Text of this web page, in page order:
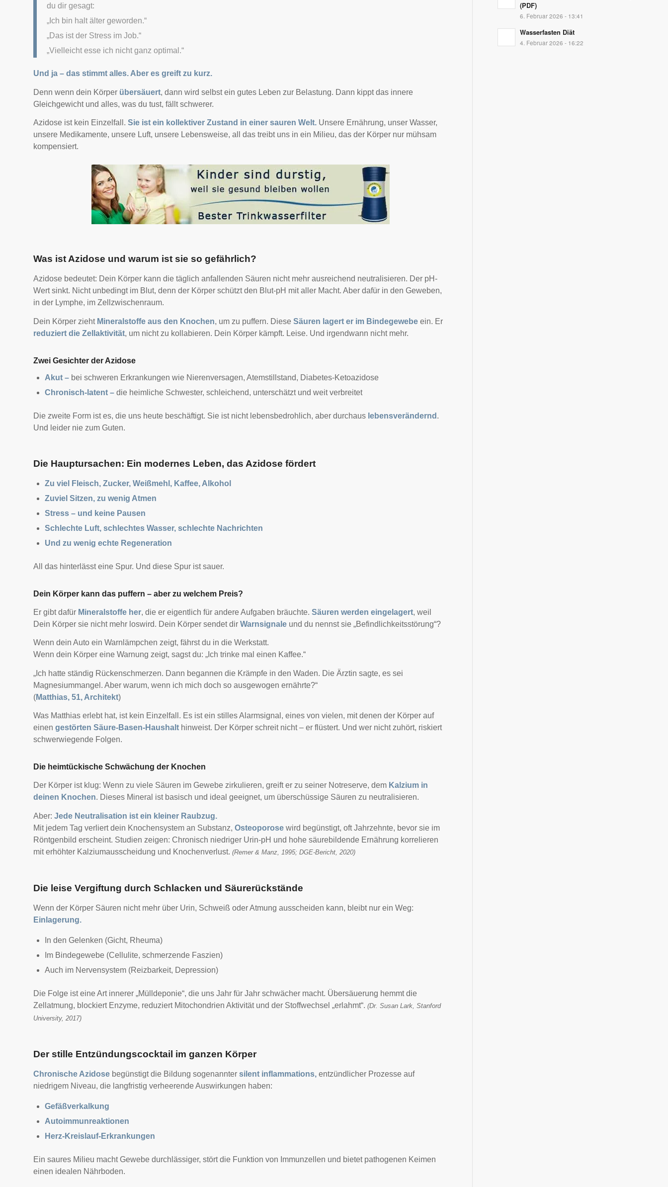
du dir gesagt:
„Ich bin halt älter geworden.“
„Das ist der Stress im Job.“
„Vielleicht esse ich nicht ganz optimal.“
Und ja – das stimmt alles. Aber es greift zu kurz.
Denn wenn dein Körper übersäuert, dann wird selbst ein gutes Leben zur Belastung. Dann kippt das innere
Gleichgewicht und alles, was du tust, fällt schwerer.
Azidose ist kein Einzelfall. Sie ist ein kollektiver Zustand in einer sauren Welt. Unsere Ernährung, unser Wasser,
unsere Medikamente, unsere Luft, unsere Lebensweise, all das treibt uns in ein Milieu, das der Körper nur mühsam
kompensiert.
Was ist Azidose und warum ist sie so gefährlich?
Azidose bedeutet: Dein Körper kann die täglich anfallenden Säuren nicht mehr ausreichend neutralisieren. Der pH-
Wert sinkt. Nicht unbedingt im Blut, denn der Körper schützt den Blut-pH mit aller Macht. Aber dafür in den Geweben,
in der Lymphe, im Zellzwischenraum.
Dein Körper zieht Mineralstoffe aus den Knochen, um zu puffern. Diese Säuren lagert er im Bindegewebe ein. Er
reduziert die Zellaktivität, um nicht zu kollabieren. Dein Körper kämpft. Leise. Und irgendwann nicht mehr.
Zwei Gesichter der Azidose
Akut – bei schweren Erkrankungen wie Nierenversagen, Atemstillstand, Diabetes-Ketoazidose
Chronisch-latent – die heimliche Schwester, schleichend, unterschätzt und weit verbreitet
Die zweite Form ist es, die uns heute beschäftigt. Sie ist nicht lebensbedrohlich, aber durchaus lebensverändernd .
Und leider nie zum Guten.
Die Hauptursachen: Ein modernes Leben, das Azidose fördert
Zu viel Fleisch, Zucker, Weißmehl, Kaffee, Alkohol
Zuviel Sitzen, zu wenig Atmen
Stress – und keine Pausen
Schlechte Luft, schlechtes Wasser, schlechte Nachrichten
Und zu wenig echte Regeneration
All das hinterlässt eine Spur. Und diese Spur ist sauer.
Dein Körper kann das puffern – aber zu welchem Preis?
Er gibt dafür Mineralstoffe her, die er eigentlich für andere Aufgaben bräuchte. Säuren werden eingelagert, weil
Dein Körper sie nicht mehr loswird. Dein Körper sendet dir Warnsignale und du nennst sie „Befindlichkeitsstörung“?
Wenn dein Auto ein Warnlämpchen zeigt, fährst du in die Werkstatt.
Wenn dein Körper eine Warnung zeigt, sagst du: „Ich trinke mal einen Kaffee.“
„Ich hatte ständig Rückenschmerzen. Dann begannen die Krämpfe in den Waden. Die Ärztin sagte, es sei
Magnesiummangel. Aber warum, wenn ich mich doch so ausgewogen ernährte?“
(Matthias, 51, Architekt)
Was Matthias erlebt hat, ist kein Einzelfall. Es ist ein stilles Alarmsignal, eines von vielen, mit denen der Körper auf
einen gestörten Säure-Basen-Haushalt hinweist. Der Körper schreit nicht – er flüstert. Und wer nicht zuhört, riskiert
schwerwiegende Folgen.
Die heimtückische Schwächung der Knochen
Der Körper ist klug: Wenn zu viele Säuren im Gewebe zirkulieren, greift er zu seiner Notreserve, dem Kalzium in
deinen Knochen. Dieses Mineral ist basisch und ideal geeignet, um überschüssige Säuren zu neutralisieren.
Aber: Jede Neutralisation ist ein kleiner Raubzug.
Mit jedem Tag verliert dein Knochensystem an Substanz, Osteoporose wird begünstigt, oft Jahrzehnte, bevor sie im
Röntgenbild erscheint. Studien zeigen: Chronisch niedriger Urin-pH und hohe säurebildende Ernährung korrelieren
mit erhöhter Kalziumausscheidung und Knochenverlust. (Remer & Manz, 1995; DGE-Bericht, 2020)
Die leise Vergiftung durch Schlacken und Säurerückstände
Wenn der Körper Säuren nicht mehr über Urin, Schweiß oder Atmung ausscheiden kann, bleibt nur ein Weg:
Einlagerung.
In den Gelenken (Gicht, Rheuma)
Im Bindegewebe (Cellulite, schmerzende Faszien)
Auch im Nervensystem (Reizbarkeit, Depression)
Die Folge ist eine Art innerer „Mülldeponie“, die uns Jahr für Jahr schwächer macht. Übersäuerung hemmt die
Zellatmung, blockiert Enzyme, reduziert Mitochondrien Aktivität und der Stoffwechsel „erlahmt“. (Dr. Susan Lark, Stanford
University, 2017)
Der stille Entzündungscocktail im ganzen Körper
Chronische Azidose begünstigt die Bildung sogenannter silent inflammations, entzündlicher Prozesse auf
niedrigem Niveau, die langfristig verheerende Auswirkungen haben:
Gefäßverkalkung
Autoimmunreaktionen
Herz-Kreislauf-Erkrankungen
Ein saures Milieu macht Gewebe durchlässiger, stört die Funktion von Immunzellen und bietet pathogenen Keimen
einen idealen Nährboden.
(PDF)
6. Februar 2026 - 13:41
Wasserfasten Diät
4. Februar 2026 - 16:22